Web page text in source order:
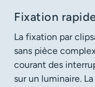
Fixation
La fixation par
sans pièce
courant des
sur un luminaire.